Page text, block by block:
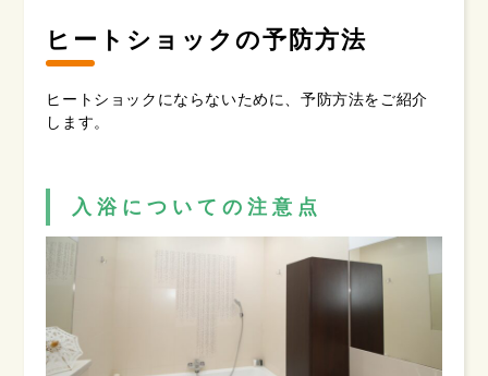
ヒートショックの予防方法
ヒートショックにならないために、予防方法をご紹介
します。
入浴についての注意点